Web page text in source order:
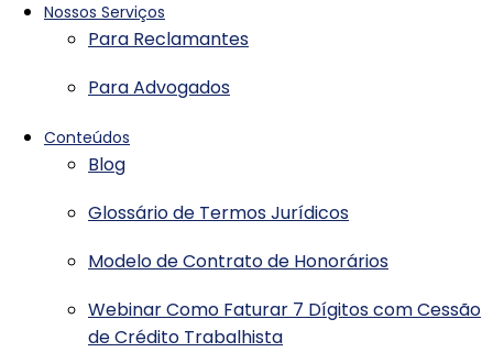
Nossos Serviços
Para Reclamantes
Para Advogados
Conteúdos
Blog
Glossário de Termos Jurídicos
Modelo de Contrato de Honorários
Webinar Como Faturar 7 Dígitos com Cessão
de Crédito Trabalhista